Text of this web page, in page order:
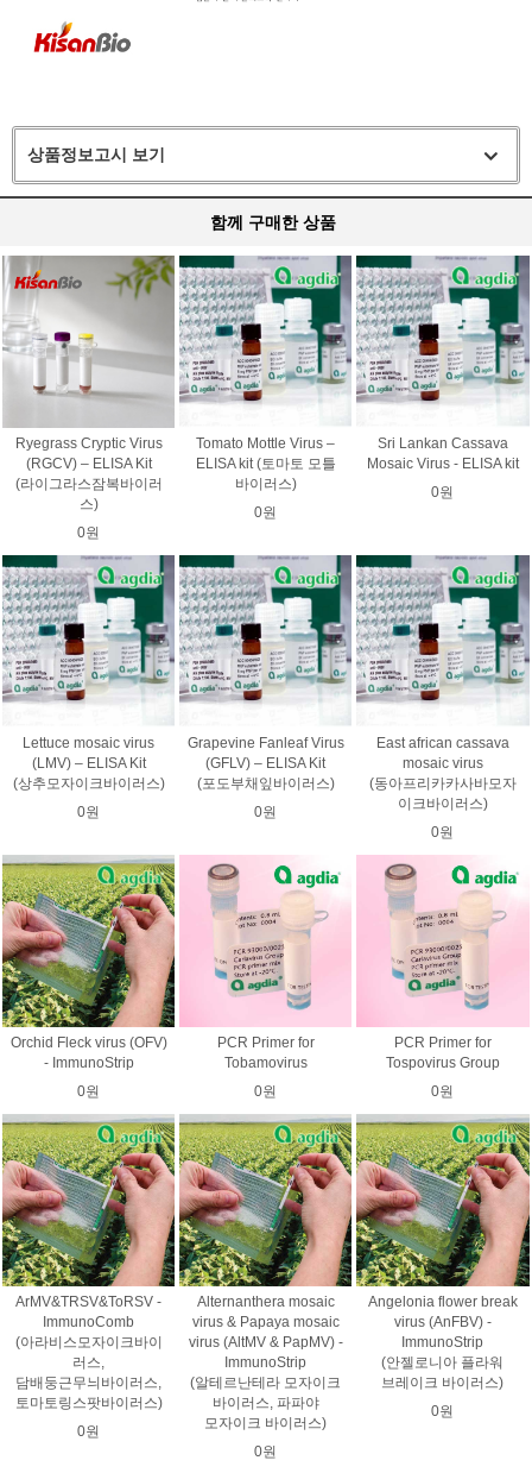
상품정보고시 보기
함께 구매한 상품
Ryegrass Cryptic Virus
(RGCV) – ELISA Kit
(라이그라스잠복바이러
스)
0원
Tomato Mottle Virus –
ELISA kit (토마토 모틀
바이러스)
0원
Sri Lankan Cassava
Mosaic Virus - ELISA kit
0원
Lettuce mosaic virus
(LMV) – ELISA Kit
(상추모자이크바이러스)
0원
Grapevine Fanleaf Virus
(GFLV) – ELISA Kit
(포도부채잎바이러스)
0원
East african cassava
mosaic virus
(동아프리카카사바모자
이크바이러스)
0원
Orchid Fleck virus (OFV)
- ImmunoStrip
0원
PCR Primer for
Tobamovirus
0원
PCR Primer for
Tospovirus Group
0원
ArMV&TRSV&ToRSV -
ImmunoComb
(아라비스모자이크바이
러스,
담배둥근무늬바이러스,
토마토링스팟바이러스)
0원
Alternanthera mosaic
virus & Papaya mosaic
virus (AltMV & PapMV) -
ImmunoStrip
(알테르난테라 모자이크
바이러스, 파파야
모자이크 바이러스)
0원
Angelonia flower break
virus (AnFBV) -
ImmunoStrip
(안젤로니아 플라워
브레이크 바이러스)
0원